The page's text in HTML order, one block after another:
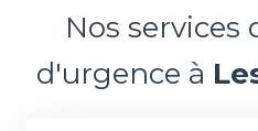
Nos services
d'urgence à